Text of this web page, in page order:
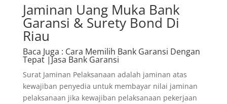
Jaminan Uang Muka Bank
Garansi & Surety Bond Di
Riau
Baca Juga : Cara Memilih Bank Garansi Dengan
Tepat |Jasa Bank Garansi
Surat Jaminan Pelaksanaan adalah jaminan atas
kewajiban penyedia untuk membayar nilai jaminan
pelaksanaan jika kewajiban pelaksanaan pekerjaan